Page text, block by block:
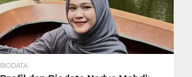
BIODATA